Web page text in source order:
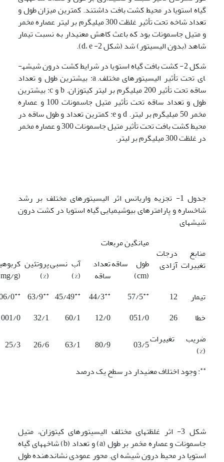
گیاه استویا در محیطکشت بافت داشتند. کمترین میزان طول و
تعداد شاخه تحت تأثیر غلظت 300 میلی­گرم بر لیتر عصاره مخمر
و متیل جاسمونات بود که باعث کاهش معنی­دار به نسبت تیمار
شاهد (بدون الیسیتور) شد (شکل 2- d، e).
شکل 2- کشت بافت گیاه استویا در شرایط کشت درون شیشه­
ای تحت تأثیر الیسیتورهای مختلف. a: بیشترین طول و تعداد
ساقه تحت تأثیر 200 میلی­گرم بر لیتر کیتوزان. b و c: بیشترین
طول و تعداد ساقه تحت تأثیر متیل جاسمونات 100 و عصاره
مخمر 50 میلی­گرم بر لیتر. d و e: کمترین تعداد و طول ساقه در
محیط کشت بافت تحت تأثیر متیل جاسمونات 300 و عصاره مخمر
در غلظت 300 میلی­گرم بر لیتر.
جدول 1- تجزیه واریانس اثر الیسیتورهای مختلف بر رشد
شاخساره و پارامترهای بیوشیمیایی گیاه استویا در کشت درون
شیشه­ای
منابع
تغییرات
درجات
آزادی
میانگین مربعات
طول ساقه
(cm)
تعداد
ساقه
آب نسبی
(%)
پروتئین
(%)
(mg/g)
تیمار
12
**
57/5
**
44/3
**
45/49
**
63/9
**
0
خطا
26
051/0
12/0
60/1
32/1
001/0
ضریب تغییرات
(%)
03/5
80/9
63/1
26/6
25/3
**: وجود اختلاف معنی­دار در سطح یک درصد
شکل 3- اثر غلظت­های مختلف الیسیتورهای کیتوزان، متیل
جاسمونات و عصاره مخمر بر طول (a) و تعداد (b) شاخه­های گیاه
استویا در محیط درون شیشه ای. محور عمودی نشان­دهنده طول